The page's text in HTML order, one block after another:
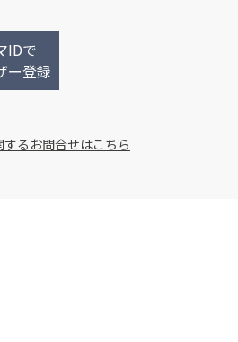
IDで
ー登録
るお問合せはこちら